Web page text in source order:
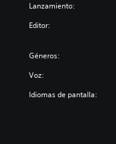
Lanzamiento:
Editor:
Géneros:
Voz:
Idiomas de pantalla: